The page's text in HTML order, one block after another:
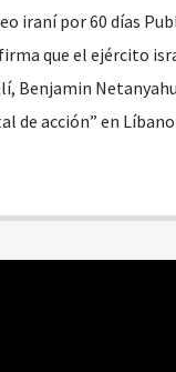
iraní por 60 días
que el ejército
Benjamin
de acción” en